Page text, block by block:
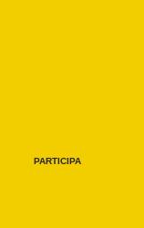
PARTICIPA